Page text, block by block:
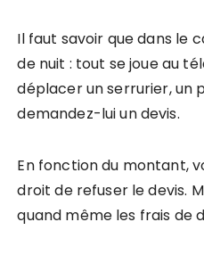
Il faut savoir que dans le
de nuit : tout se joue au
déplacer un serrurier, un
demandez-lui un devis.
En fonction du montant,
droit de refuser le devis.
quand même les frais de